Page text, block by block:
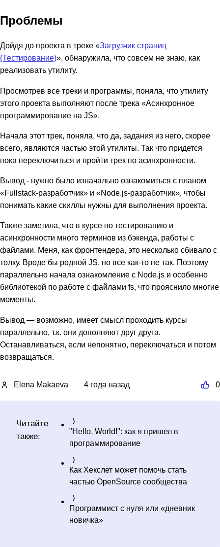
Проблемы
Дойдя до проекта в треке «Загрузчик страниц
(Тестирование)», обнаружила, что совсем не знаю, как
реализовать утилиту.
Просмотрев все треки и программы, поняла, что утилиту
этого проекта выполняют после трека «Асинхронное
программирование на JS».
Начала этот трек, поняла, что да, задания из него, скорее
всего, являются частью этой утилиты. Так что придется
пока переключиться и пройти трек по асинхронности.
Вывод - нужно было изначально ознакомиться с планом
«Fullstack-разработчик» и «Node.js-разработчик», чтобы
понимать какие скиллы нужны для выполнения проекта.
Также заметила, что в курсе по тестированию и
асинхронности много терминов из бэкенда, работы с
файлами. Меня, как фронтендера, это несколько сбивало с
толку. Вроде бы родной JS, но все как-то не так. Поэтому
параллельно начала ознакомление с Node.js и особенно
библиотекой по работе с файлами fs, что прояснило многие
моменты.
Вывод — возможно, имеет смысл проходить курсы
параллельно, т.к. они дополняют друг друга.
Останавливаться, если непонятно, переключаться и потом
возвращаться.
Elena Makaeva 4 года назад 0
Читайте
также:
"Hello, World!": как я пришел в
программирование
Как Хекслет может помочь стать
частью OpenSource сообщества
Программист с нуля или «дневник
новичка»